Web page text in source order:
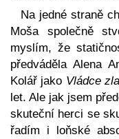
Na jedné straně
Moša společně
myslím, že
předváděla Alena
Kolář jako Vládce zla
let. Ale jak jsem
skuteční herci se
řadím i loňské